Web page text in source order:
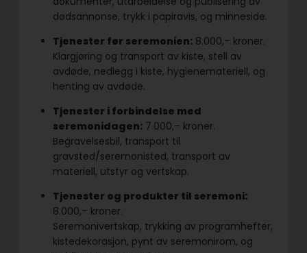
dødsannonse, trykk i papiravis, og minneside.
Tjenester før seremonien: 8.000,– kroner.
Klargjøring og transport av kiste, stell av
avdøde, nedlegg i kiste, hygienemateriell, og
henting av avdøde.
Tjenester i forbindelse med
seremonidagen: 7.000,– kroner.
Begravelsesbil, transport til
gravsted/seremonisted, transport av
materiell, utstyr og vertskap.
Tjenester og produkter til seremoni:
8.000,– kroner.
Seremonivertskap, trykking av programhefter,
kistedekorasjon, pynt av seremonirom, og